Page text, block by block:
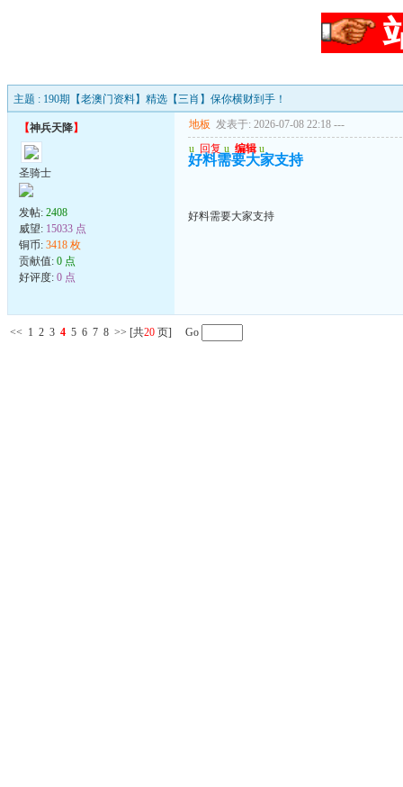
主题 : 190期【老澳门资料】精选【三肖】保你横财到手！
【神兵天降】
圣骑士
发帖: 2408
威望: 15033 点
铜币: 3418 枚
贡献值: 0 点
好评度: 0 点
地板 发表于: 2026-07-08 22:18 ---
u 回复 u 编辑 u
好料需要大家支持
好料需要大家支持
<< 1 2 3 4 5 6 7 8 >> [共20 页] Go